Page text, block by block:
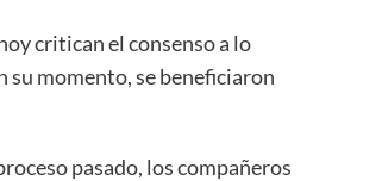
critican el consenso a lo
momento, se beneficiaron
pasado, los compañeros